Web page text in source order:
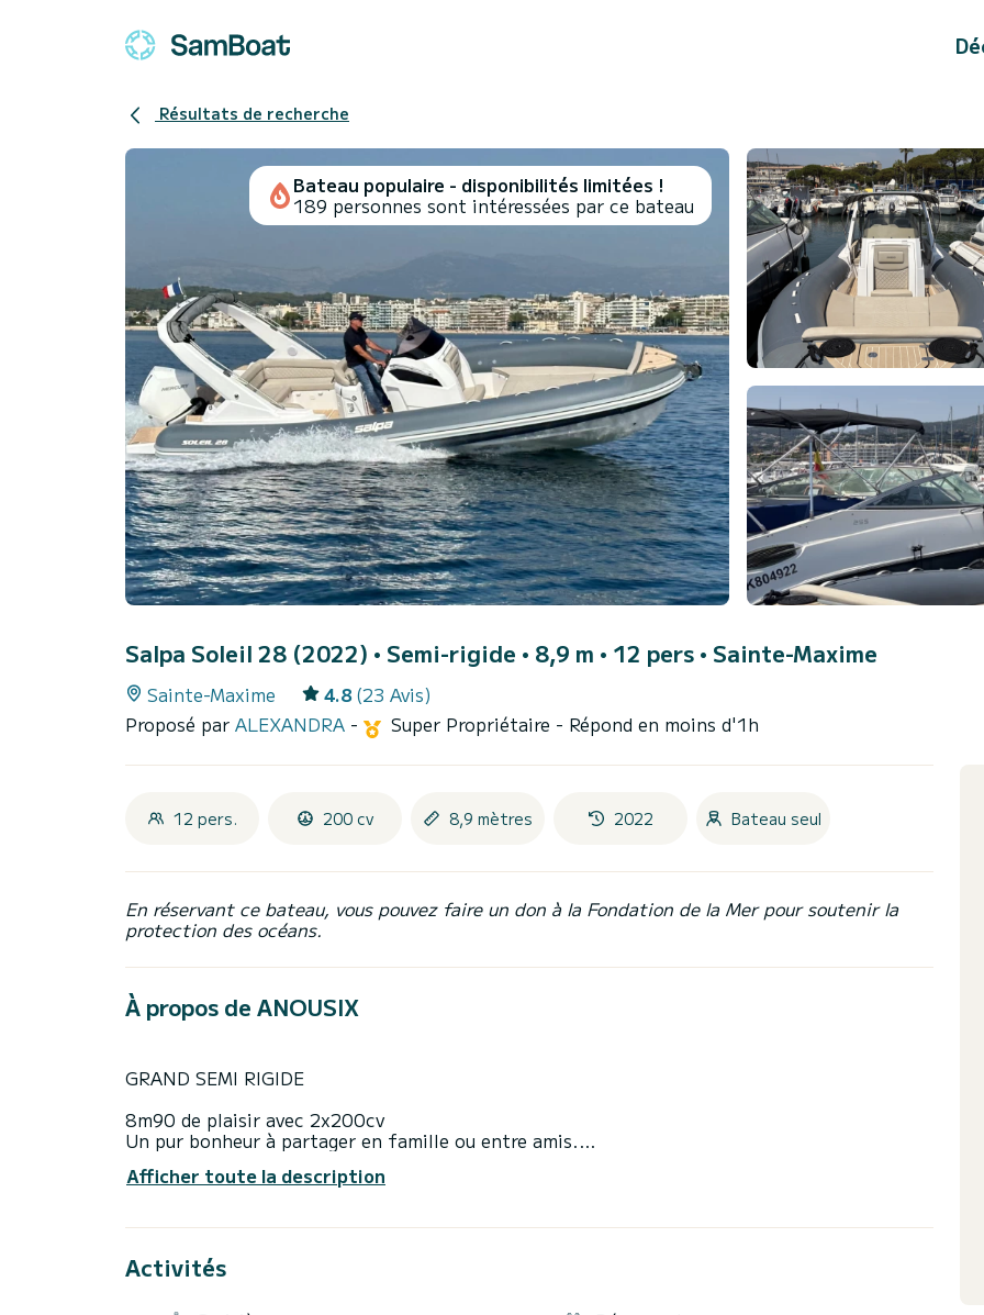
Résultats de recherche
Bateau populaire - disponibilités limitées !
189 personnes sont intéressées par ce bateau
Salpa Soleil 28 (2022) • Semi-rigide • 8,9 m • 12 pers • Sainte-Maxime
Sainte-Maxime 4.8 (23 Avis)
Proposé par ALEXANDRA - Super Propriétaire - Répond en moins d'1h
12 pers. 200 cv 8,9 mètres 2022 Bateau seul
En réservant ce bateau, vous pouvez faire un don à la Fondation de la Mer pour soutenir la
protection des océans.
À propos de ANOUSIX
GRAND SEMI RIGIDE
8m90 de plaisir avec 2x200cv
Un pur bonheur à partager en famille ou entre amis.
Afficher toute la description
Activités